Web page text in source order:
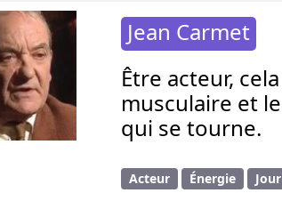
Jean Carmet
Être acteur,
musculaire et
qui se tourne.
Acteur Énergie Jour